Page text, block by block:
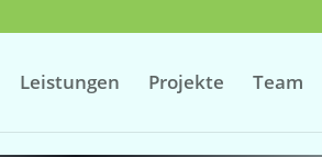
Leistungen Projekte Team